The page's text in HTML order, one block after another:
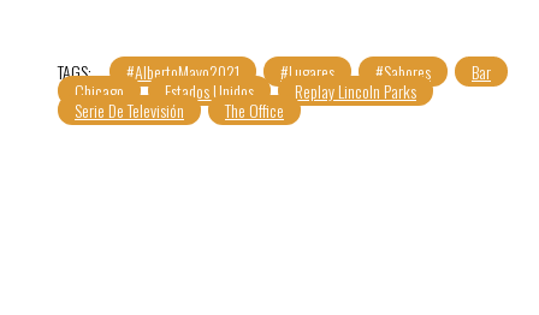
TAGS: #AlbertoMayo2021 #Lugares #Sabores Bar
Chicago Estados Unidos Replay Lincoln Parks
Serie De Televisión The Office